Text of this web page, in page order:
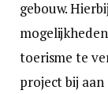
gebouw.
toerisme te
project bij